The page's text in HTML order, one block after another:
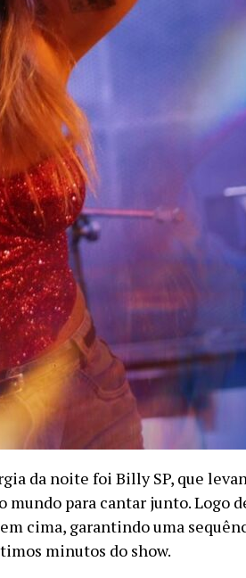
da noite foi Billy SP, que
mundo para cantar junto. Logo
cima, garantindo uma
minutos do show.